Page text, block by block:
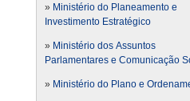
» Ministério do Planeamento e
Investimento Estratégico
» Ministério dos Assuntos
Parlamentares e Comunicação
» Ministério do Plano e